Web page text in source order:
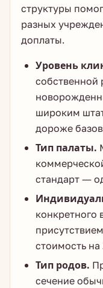
структуры
разных
доплаты.
Уровень
собственной
широким
дороже
Тип палаты.
стандарт —
конкретного
стоимость на
Тип родов.
сечение